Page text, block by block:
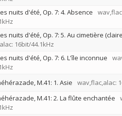
nuits d'été, Op. 7: 4. Absence
nuits d'été, Op. 7: 5. Au cimetière
16bit/44.1kHz
nuits d'été, Op. 7: 6. L'île inconnue
M.41: 1. Asie wav,flac,alac:
M.41: 2. La flûte enchantée